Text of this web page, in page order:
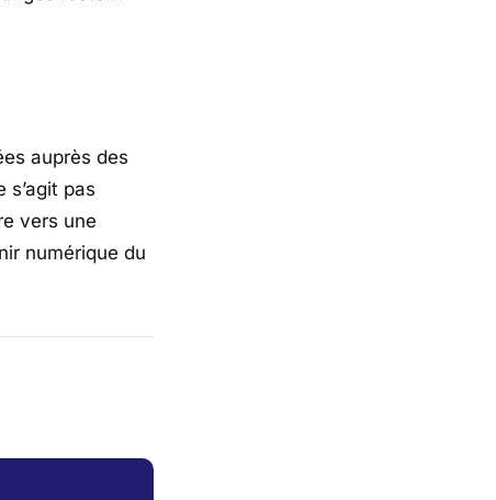
auprès des
s’agit pas
vers une
numérique du